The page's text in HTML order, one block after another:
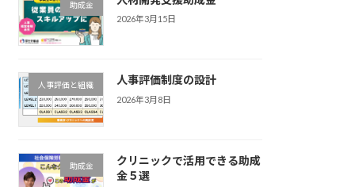
助成金
2026年3月15日
人事評価と組織 人事評価制度の設計
2026年3月8日
助成金
クリニックで活用できる助成
金５選